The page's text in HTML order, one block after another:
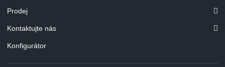
Prodej
Kontaktujte nás
Konfigurátor